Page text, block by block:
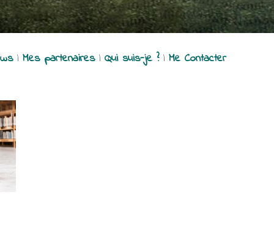
| Mes partenaires| Qui suis-je ?| Me Contacter